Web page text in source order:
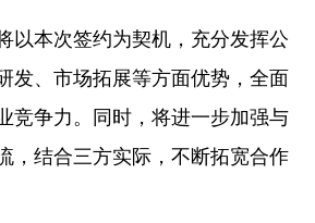
本次签约为契机，充分发挥公
发、市场拓展等方面优势，全面
竞争力。同时，将进一步加强与
，结合三方实际，不断拓宽合作